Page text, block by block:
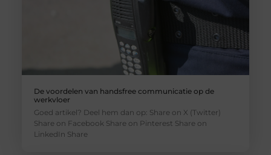
De voordelen van handsfree communicatie op de
werkvloer
Goed artikel? Deel hem dan op: Share on X (Twitter)
Share on Facebook Share on Pinterest Share on
LinkedIn Share